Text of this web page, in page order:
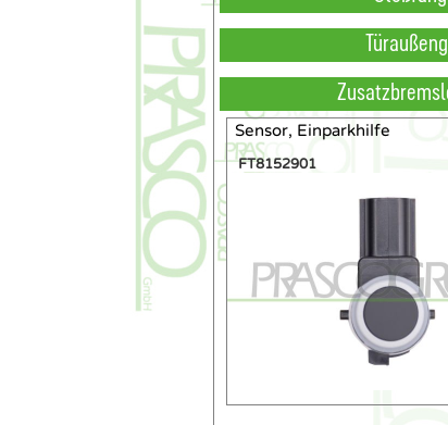
Sensor, Einparkhilfe
FT8152901